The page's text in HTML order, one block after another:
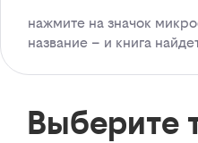
нажмите на значок
название – и книга
Выберите